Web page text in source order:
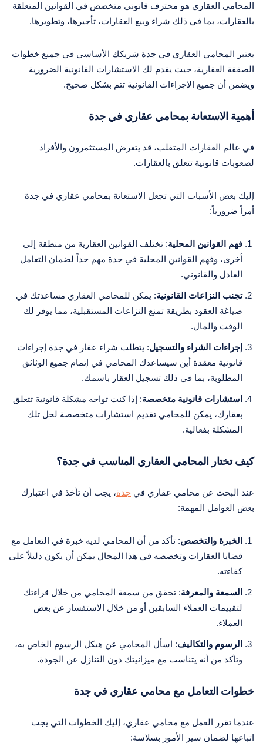
المحامي العقاري هو محترف قانوني متخصص في القوانين المتعلقة
بالعقارات، بما في ذلك شراء وبيع العقارات، تأجيرها، وتطويرها.
يعتبر المحامي العقاري في جدة شريكك الأساسي في جميع خطوات
الصفقة العقارية، حيث يقدم لك الاستشارات القانونية الضرورية
ويضمن أن جميع الإجراءات القانونية تتم بشكل صحيح.
أهمية الاستعانة بمحامي عقاري في جدة
في عالم العقارات المتقلب، قد يتعرض المستثمرون والأفراد
لصعوبات قانونية تتعلق بالعقارات.
إليك بعض الأسباب التي تجعل الاستعانة بمحامي عقاري في جدة
أمراً ضرورياً:
فهم القوانين المحلية: تختلف القوانين العقارية من منطقة إلى
أخرى، وفهم القوانين المحلية في جدة مهم جداً لضمان التعامل
العادل والقانوني.
تجنب النزاعات القانونية: يمكن للمحامي العقاري مساعدتك في
صياغة العقود بطريقة تمنع النزاعات المستقبلية، مما يوفر لك
الوقت والمال.
إجراءات الشراء والتسجيل: يتطلب شراء عقار في جدة إجراءات
قانونية معقدة أين سيساعدك المحامي في إتمام جميع الوثائق
المطلوبة، بما في ذلك تسجيل العقار باسمك.
استشارات قانونية متخصصة: إذا كنت تواجه مشكلة قانونية تتعلق
بعقارك، يمكن للمحامي تقديم استشارات متخصصة لحل تلك
المشكلة بفعالية.
كيف تختار المحامي العقاري المناسب في جدة؟
عند البحث عن محامي عقاري في جدة، يجب أن تأخذ في اعتبارك
بعض العوامل المهمة:
الخبرة والتخصص: تأكد من أن المحامي لديه خبرة في التعامل مع
قضايا العقارات وتخصصه في هذا المجال يمكن أن يكون دليلاً على
كفاءته.
السمعة والمعرفة: تحقق من سمعة المحامي من خلال قراءتك
لتقييمات العملاء السابقين أو من خلال الاستفسار عن بعض
العملاء.
الرسوم والتكاليف: اسأل المحامي عن هيكل الرسوم الخاص به،
وتأكد من أنه يتناسب مع ميزانيتك دون التنازل عن الجودة.
خطوات التعامل مع محامي عقاري في جدة
عندما تقرر العمل مع محامي عقاري، إليك الخطوات التي يجب
اتباعها لضمان سير الأمور بسلاسة: